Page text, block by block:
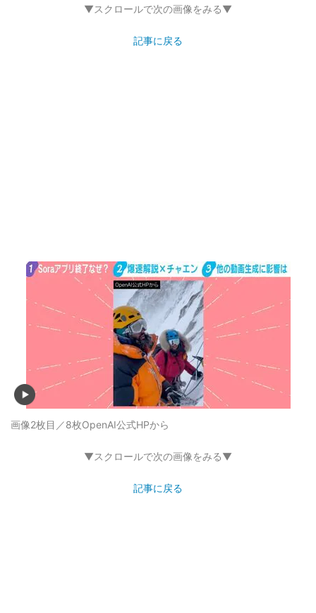
▼スクロールで次の画像をみる▼
記事に戻る
画像2枚目／8枚OpenAI公式HPから
▼スクロールで次の画像をみる▼
記事に戻る